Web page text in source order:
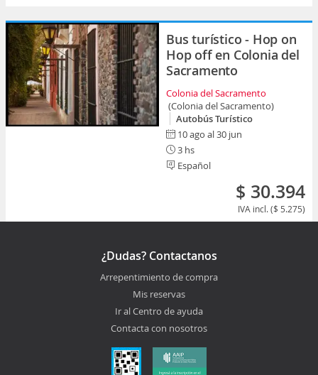
Bus turístico - Hop on
Hop off en Colonia del
Sacramento
Colonia del Sacramento
(Colonia del Sacramento)
Autobús Turístico
10 ago al 30 jun
3 hs
Español
$ 30.394
IVA incl. ($ 5.275)
¿Dudas? Contactanos
Arrepentimiento de compra
Mis reservas
Ir al Centro de ayuda
Contacta con nosotros